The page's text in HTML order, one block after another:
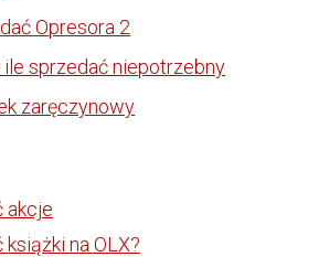
Opresora 2
ile sprzedać niepotrzebny
zaręczynowy
akcje
na OLX?